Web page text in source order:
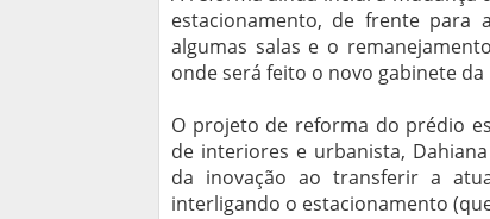
estacionamento, de frente para
algumas salas e o
onde será feito o novo gabinete
O projeto de reforma do prédio
de interiores e urbanista,
da inovação ao transferir a
interligando o estacionamento